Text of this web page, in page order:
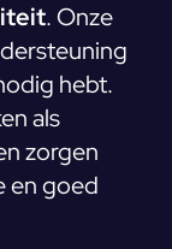
. Onze
hebt.
als
zorgen
en goed